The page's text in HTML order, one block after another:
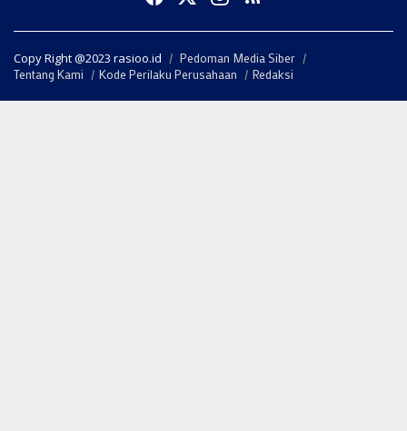
Copy Right @2023 rasioo.id
Pedoman Media Siber
Tentang Kami
Kode Perilaku Perusahaan Redaksi